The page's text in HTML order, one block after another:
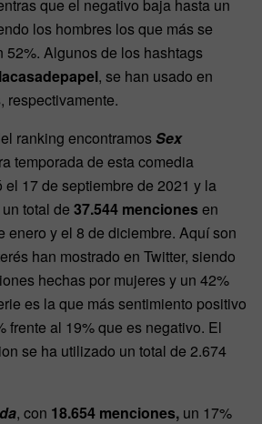
que el negativo baja hasta un
los hombres los que más se
52%. Algunos de los hashtags
, se han usado en
respectivamente.
ranking encontramosSex
temporada de esta comedia
el 17 de septiembre de 2021 y la
total de 37.544 menciones en
enero y el 8 de diciembre. Aquí son
han mostrado en Twitter, siendo
hechas por mujeres y un 42%
es la que más sentimiento positivo
frente al 19% que es negativo. El
se ha utilizado un total de 2.674
, con 18.654 menciones, un 17%